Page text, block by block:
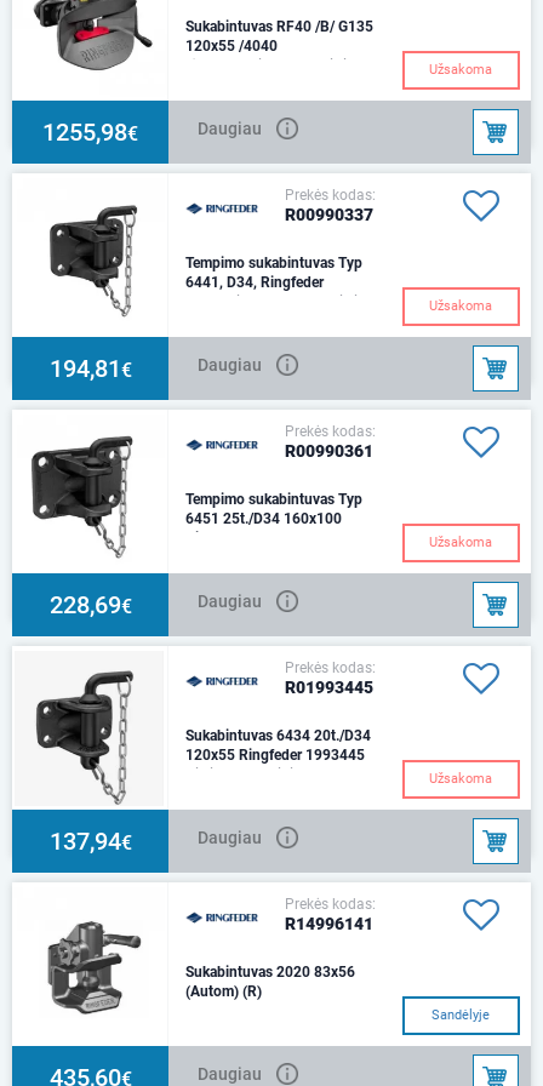
Sukabintuvas RF40 /B/ G135
120x55 /4040
Ø 40 mmAtidarymo svirtis -
matmenys - 120 x 55 Svoris -
32,3 kg D value (kN)
Užsakoma
1255,98€ Daugiau
Prekės kodas:
R00990337
Tempimo sukabintuvas Typ
6441, D34, Ringfeder
Montavimas - 140x80Vilkimo
M16, min 8,8Svoris -5,8 kg
Užsakoma
194,81€ Daugiau
Prekės kodas:
R00990361
Tempimo sukabintuvas Typ
6451 25t./D34 160x100
Ringfeder
apkrova - 25 tonosVaržtas -
M20, min. 8,8Svoris - 6,7
kgValdymas - ran
Užsakoma
228,69€ Daugiau
Prekės kodas:
R01993445
Sukabintuvas 6434 20t./D34
120x55 Ringfeder 1993445
Vilkimo sukabinimo
- 120 x 55Vilkimo apkrova - 20
tonųVaržtas - M14,
Užsakoma
137,94€ Daugiau
Prekės kodas:
R14996141
Sukabintuvas 2020 83x56
(Autom) (R)
Sandėlyje
435,60€ Daugiau